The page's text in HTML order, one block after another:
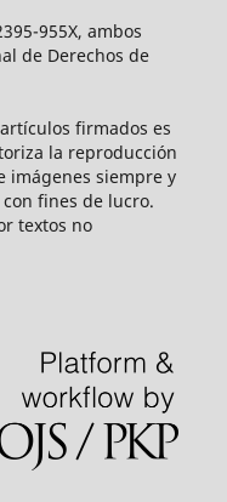
955X, ambos
de Derechos de
firmados es
la reproducción
imágenes siempre y
fines de lucro.
textos no